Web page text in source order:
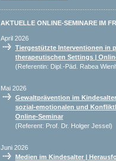
AKTUELLE ONLINE-SEMINARE IM
April 2026
Tiergestützte Interventionen in
therapeutischen Settings |
(Referentin: Dipl.-Päd. Rabea
Mai 2026
Gewaltprävention im
sozial-emotionalen und
Online-Seminar
(Referent: Prof. Dr. Holger Jessel)
Juni 2026
Medien im Kindesalter |